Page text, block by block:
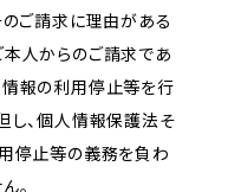
のご請求に理由がある
本人からのご請求であ
情報の利用停止等を行
し、個人情報保護法そ
停止等の義務を負わ
。